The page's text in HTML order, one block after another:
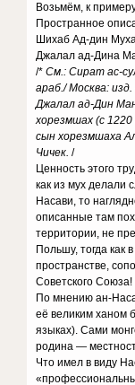
Возьмём, к
Пространное
Шихаб Ад-дин
Джалал ад-Дина
/* См.: Сират ас-
араб./ Москва:
Джалал ад-Дин
хорезмшах (с
сын хорезмшаха
Чичек. /
Ценность этого
как из мух делали
Насави, то
описанные там
территории, не
Польшу, тогда как
пространстве,
Советского Союза!
По мнению ан-
её великим ханом
языках). Сами
родина —
Что имел в виду